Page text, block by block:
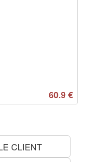
60.9€
CLIENT